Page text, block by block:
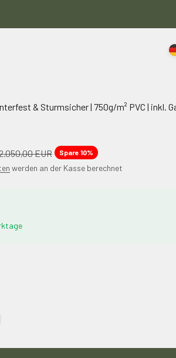
& Sturmsicher | 750g/m² PVC | inkl.
Preis
EUR Spare 10%
werden an der Kasse berechnet